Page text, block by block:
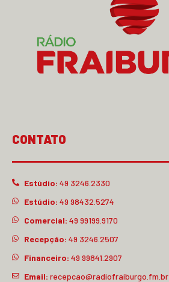
CONTATO
Estúdio: 49 3246.2330
Estúdio: 49 98432.5274
Comercial: 49 99199.9170
Recepção: 49 3246.2507
Financeiro: 49 99841.2907
Email: recepcao@radiofraiburgo.fm.br